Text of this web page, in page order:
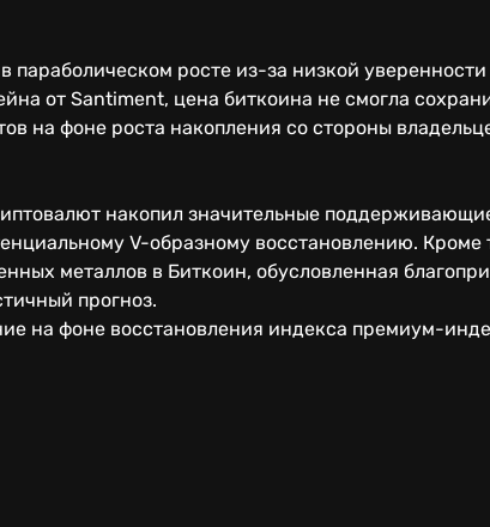
параболическом росте из-за низкой уверенности
от Santiment, цена биткоина не смогла
на фоне роста накопления со стороны
накопил значительные
V-образному восстановлению. Кроме
металлов в Биткоин, обусловленная
прогноз.
на фоне восстановления индекса премиум-